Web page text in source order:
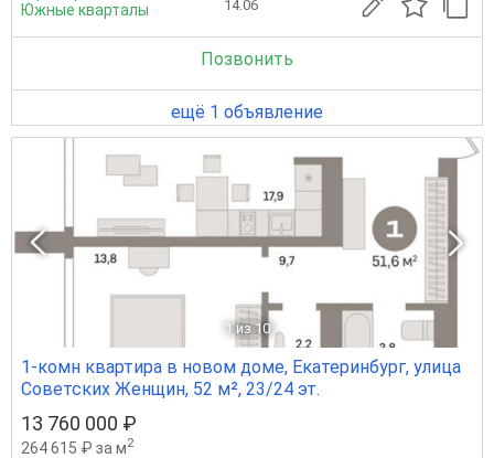
Южные кварталы
14.06
Позвонить
ещё 1 объявление
1 из 10
1-комн квартира в новом доме, Екатеринбург, улица
Советских Женщин, 52 м², 23/24 эт.
13 760 000 ₽
264 615 ₽ за м2